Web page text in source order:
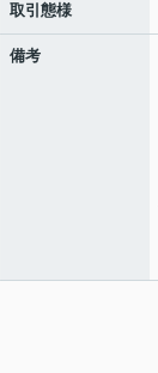
取引態様
備考